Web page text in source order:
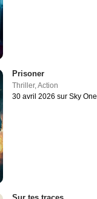
Prisoner
Thriller,Action
30 avril 2026 sur Sky One